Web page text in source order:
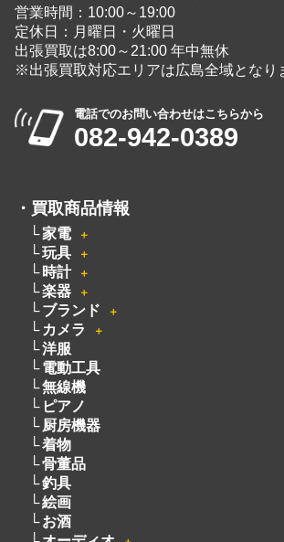
電話でのお問い合わせはこちらから
082-942-0389
・ 買取商品情報
家電 ＋
玩具 ＋
ブランド ＋
カメラ
洋服
電動工具
無線機
ピアノ
厨房機器
着物
骨董品
釣具
絵画
お酒
オーディオ
貴金属
アクセサリー
宝石
自転車
パチンコ・パチスロ